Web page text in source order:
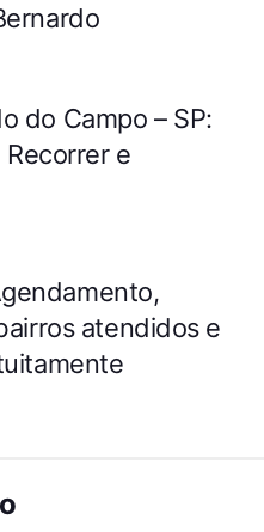
do Campo – SP:
Recorrer e
atendidos e